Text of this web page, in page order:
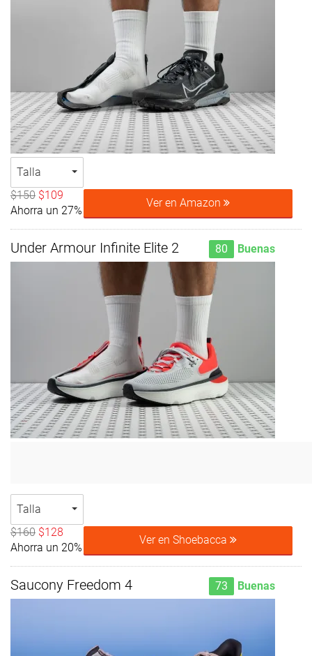
Talla
$150 $109
Ahorra un 27%
Ver en Amazon
Under Armour Infinite Elite 2 80 Buenas
Talla
$160 $128
Ahorra un 20%
Ver en Shoebacca
Saucony Freedom 4 73 Buenas